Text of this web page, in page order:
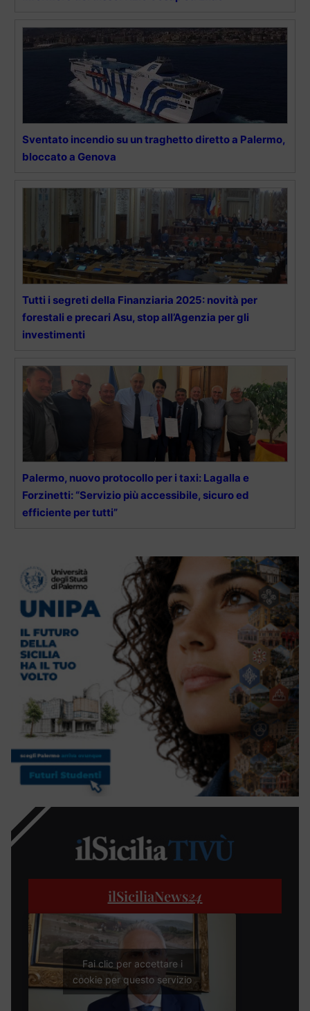
Sventato incendio su un traghetto diretto a Palermo,
bloccato a Genova
Tutti i segreti della Finanziaria 2025: novità per
forestali e precari Asu, stop all’Agenzia per gli
investimenti
Palermo, nuovo protocollo per i taxi: Lagalla e
Forzinetti: “Servizio più accessibile, sicuro ed
efficiente per tutti”
ilSiciliaNews24
Fai clic per accettare i
cookie per questo servizio